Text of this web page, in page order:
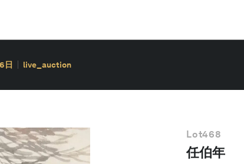
日 live_auction
Lot468
任伯年